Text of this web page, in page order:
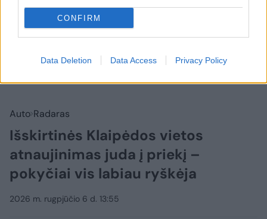
CONFIRM
Data Deletion Data Access Privacy Policy
Auto Radaras
Išskirtinės Klaipėdos vietos
atnaujinimas juda į priekį –
pokyčiai vis labiau ryškėja
2026 m. rugpjūčio 6 d. 13:55